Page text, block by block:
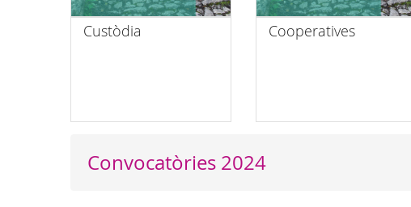
Custòdia Cooperatives
Convocatòries 2024